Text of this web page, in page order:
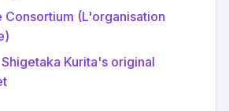
Consortium (L'organisation
Kurita's original